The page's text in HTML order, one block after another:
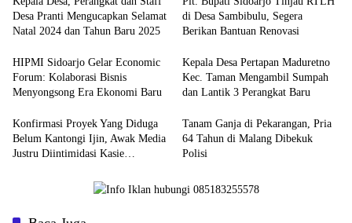
Desa Pranti Mengucapkan Selamat
Natal 2024 dan Tahun Baru 2025
di Desa Sambibulu, Segera
Berikan Bantuan Renovasi
HIPMI Sidoarjo Gelar Economic
Forum: Kolaborasi Bisnis
Menyongsong Era Ekonomi Baru
Kepala Desa Pertapan Maduretno
Kec. Taman Mengambil Sumpah
dan Lantik 3 Perangkat Baru
Konfirmasi Proyek Yang Diduga
Belum Kantongi Ijin, Awak Media
Justru Diintimidasi Kasie
Tanam Ganja di Pekarangan, Pria
64 Tahun di Malang Dibekuk
Polisi